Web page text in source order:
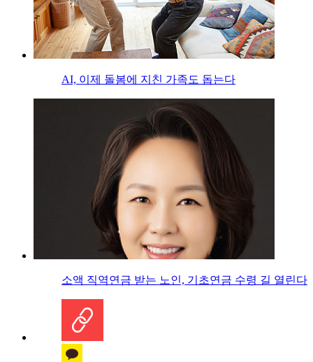
AI, 이제 돌봄에 지친 가족도 돕는다
소액 직역연금 받는 노인, 기초연금 수령 길 열린다